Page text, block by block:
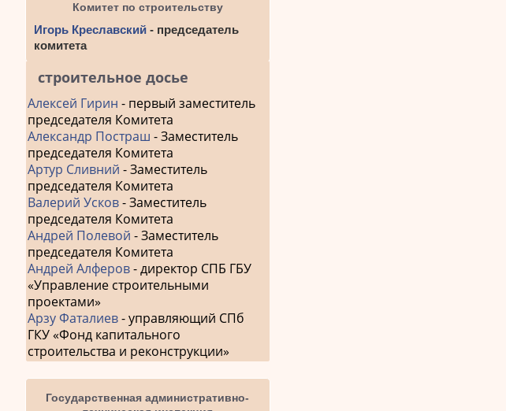
Комитет по строительству
Игорь Креславский - председатель
комитета
строительное досье
Алексей Гирин - первый заместитель
председателя Комитета
Александр Постраш - Заместитель
председателя Комитета
Артур Сливний - Заместитель
председателя Комитета
Валерий Усков- Заместитель
председателя Комитета
Андрей Полевой - Заместитель
председателя Комитета
Андрей Алферов- директор СПБ ГБУ
«Управление строительными
проектами»
Арзу Фаталиев- управляющий СПб
ГКУ «Фонд капитального
строительства и реконструкции»
Государственная административно-